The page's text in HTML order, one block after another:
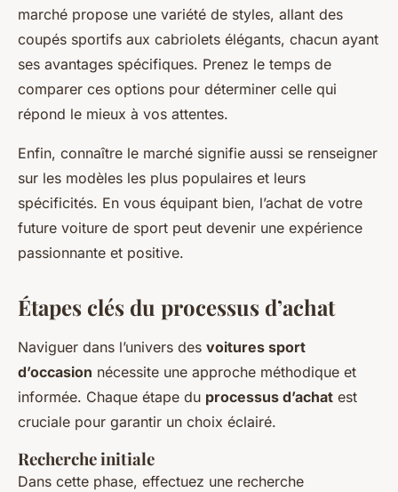
marché propose une variété de styles, allant des
coupés sportifs aux cabriolets élégants, chacun ayant
ses avantages spécifiques. Prenez le temps de
comparer ces options pour déterminer celle qui
répond le mieux à vos attentes.
Enfin, connaître le marché signifie aussi se renseigner
sur les modèles les plus populaires et leurs
spécificités. En vous équipant bien, l’achat de votre
future voiture de sport peut devenir une expérience
passionnante et positive.
Étapes clés du processus d’achat
Naviguer dans l’univers des voitures sport
d’occasion nécessite une approche méthodique et
informée. Chaque étape du processus d’achat est
cruciale pour garantir un choix éclairé.
Recherche initiale
Dans cette phase, effectuez une recherche